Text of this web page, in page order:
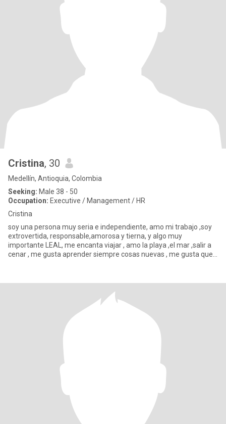
Cristina, 30
Medellín, Antioquia, Colombia
Seeking: Male 38 - 50
Occupation: Executive / Management / HR
Cristina
soy una persona muy seria e independiente, amo mi trabajo ,soy
extrovertida, responsable,amorosa y tierna, y algo muy
importante LEAL, me encanta viajar , amo la playa ,el mar ,salir a
cenar , me gusta aprender siempre cosas nuevas , me gusta que